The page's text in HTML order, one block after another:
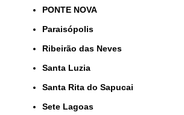
PONTE NOVA
Paraisópolis
Ribeirão das Neves
Santa Luzia
Santa Rita do Sapucai
Sete Lagoas